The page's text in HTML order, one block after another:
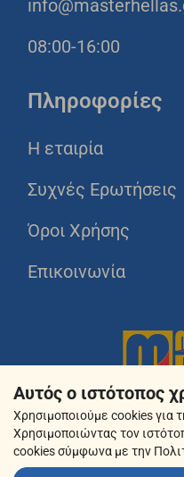
08:00-16:00
Πληροφορίες
Η εταιρία
Συχνές Ερωτήσεις
Όροι Χρήσης
Επικοινωνία
Αυτός ο ιστότοπος
Χρησιμοποιούμε cookies για
Χρησιμοποιώντας τον
cookies σύμφωνα με την